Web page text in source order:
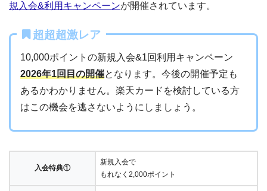
規入会&利用キャンペーンが開催されています。
超超超激レア
10,000ポイントの新規入会&1回利用キャンペーン
2026年1回目の開催となります。今後の開催予定も
あるかわかりません。楽天カードを検討している方
はこの機会を逃さないようにしましょう。
入会特典①
新規入会で
もれなく2,000ポイント